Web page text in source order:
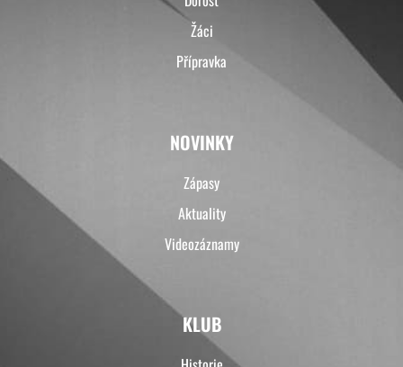
Žáci
Přípravka
NOVINKY
Zápasy
Aktuality
Videozáznamy
KLUB